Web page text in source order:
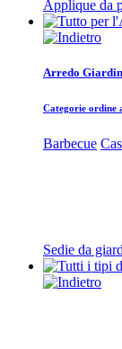
Applique da
Arredo
Categorie ordine
Barbecue
Sedie da